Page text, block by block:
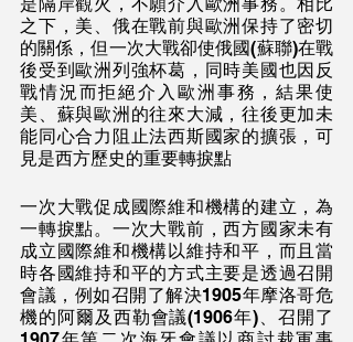
之下，美、俄在戰前與歐洲保持了密切
的關係，但一次大戰卻使俄國(蘇聯)在戰
後受到歐洲列強杯葛，同時美國也因反
戰情況而拒絕介入歐洲事務，結果使
美、蘇與歐洲的往來大減，往後更加未
能同心合力阻止法西斯國家的擴張，可
見是西方歷史的重要轉捩點
一次大戰促成國際維和機構的建立，為
一轉捩點。一次大戰前，西方國家未有
成立國際維和機構以維持和平，而且當
時各國維持和平的方式主要是透過召開
會議，例如召開了解決1905年摩洛哥危
機的阿爾及西勒會議(1906年)、召開了